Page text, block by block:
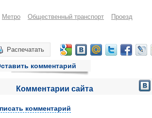
Метро Общественный транспорт Проезд
Распечатать
комментарий
Комментарии сайта
комментарий